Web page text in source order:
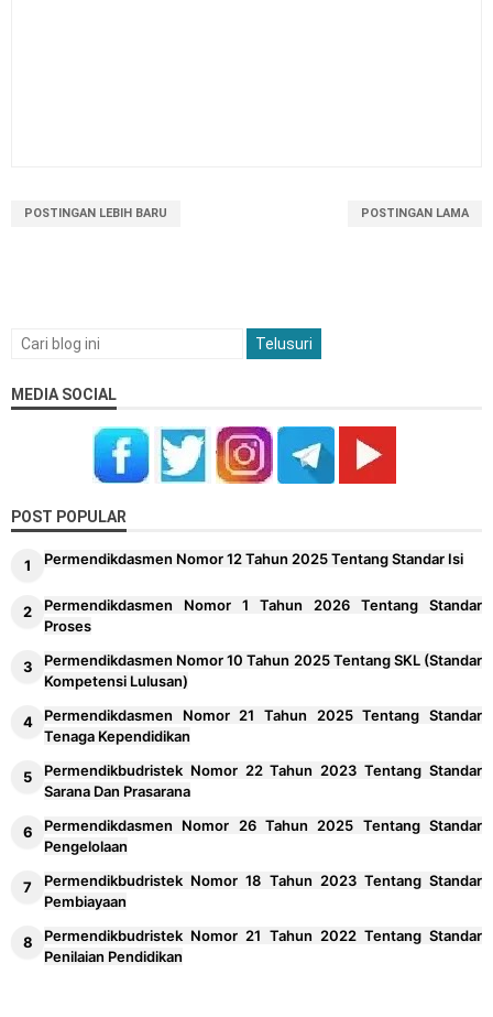
POSTINGAN LEBIH BARU POSTINGAN LAMA
MEDIA SOCIAL
POST POPULAR
Permendikdasmen Nomor 12 Tahun 2025 Tentang Standar Isi
Permendikdasmen Nomor 1 Tahun 2026 Tentang Standar
Proses
Permendikdasmen Nomor 10 Tahun 2025 Tentang SKL (Standar
Kompetensi Lulusan)
Permendikdasmen Nomor 21 Tahun 2025 Tentang Standar
Tenaga Kependidikan
Permendikbudristek Nomor 22 Tahun 2023 Tentang Standar
Sarana Dan Prasarana
Permendikdasmen Nomor 26 Tahun 2025 Tentang Standar
Pengelolaan
Permendikbudristek Nomor 18 Tahun 2023 Tentang Standar
Pembiayaan
Permendikbudristek Nomor 21 Tahun 2022 Tentang Standar
Penilaian Pendidikan